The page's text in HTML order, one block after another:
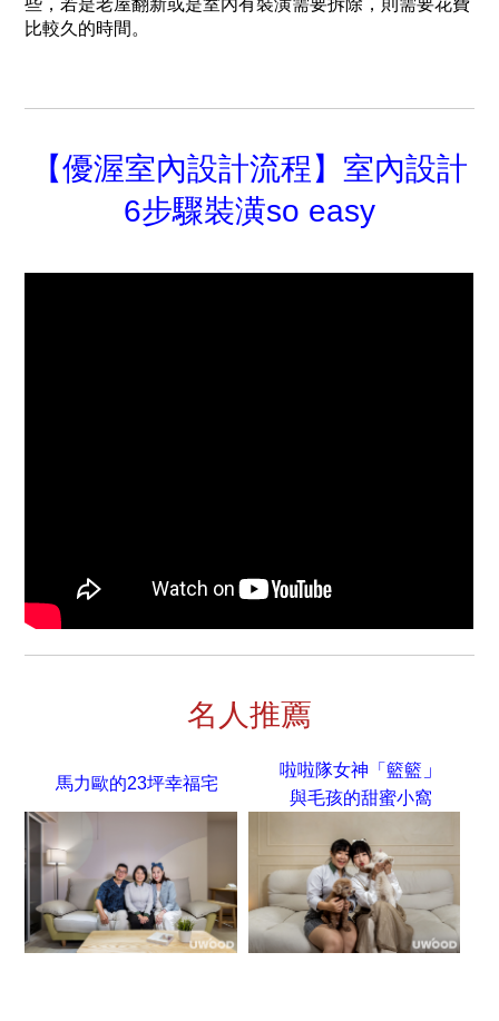
些，若是老屋翻新或是室內有裝潢需要拆除，則需要花費
比較久的時間。
【優渥室內設計流程】室內設計
6步驟裝潢so easy
名人推薦
馬力歐的23坪幸福宅
啦啦隊女神「籃籃 」
與毛孩的甜蜜小窩